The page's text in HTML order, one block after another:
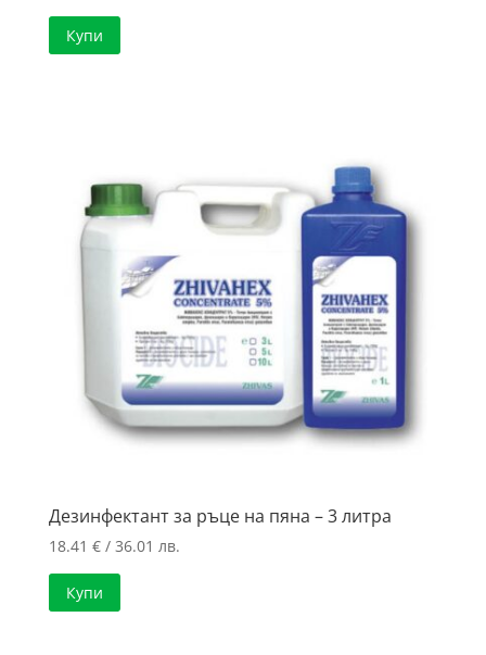
Купи
Дезинфектант за ръце на пяна – 3 литра
18.41 €/ 36.01 лв.
Купи